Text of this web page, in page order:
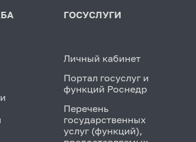
ГОСУСЛУГИ
Личный кабинет
Портал госуслуг и
функций Роснедр
Перечень
государственных
услуг (функций),